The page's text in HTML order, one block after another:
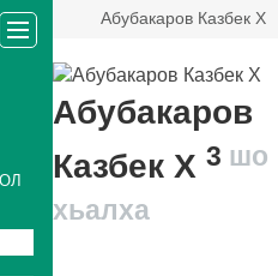
Абубакаров Казбек Х
Абубакаров
Казбек Х 3 шо
хьалха